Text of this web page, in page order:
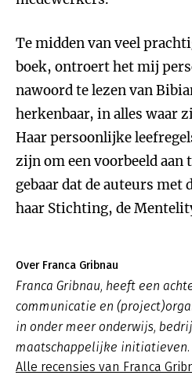
Te midden van veel
boek, ontroert het mij
nawoord te lezen van
herkenbaar, in alles waar
Haar persoonlijke
zijn om een voorbeeld aan
gebaar dat de auteurs met
haar Stichting, de
Over Franca Gribnau
Franca Gribnau, heeft een
communicatie en
in onder meer onderwijs,
maatschappelijke initiatieven.
Alle recensies van Franca